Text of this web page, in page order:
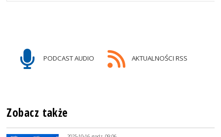
PODCAST AUDIO AKTUALNOŚCI RSS
Zobacz także